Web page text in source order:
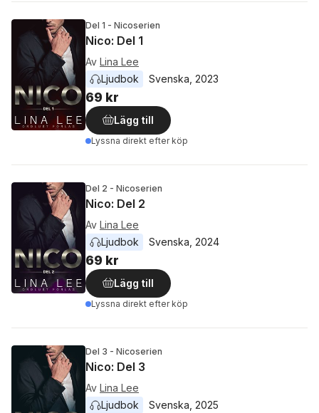
Del 1 - Nicoserien
Nico: Del 1
Av Lina Lee
Ljudbok
Svenska 2023
69 kr
Lägg till
Lyssna direkt efter köp
Del 2 - Nicoserien
Nico: Del 2
Av Lina Lee
Ljudbok
Svenska 2024
69 kr
Lägg till
Lyssna direkt efter köp
Del 3 - Nicoserien
Nico: Del 3
Av Lina Lee
Ljudbok
Svenska 2025